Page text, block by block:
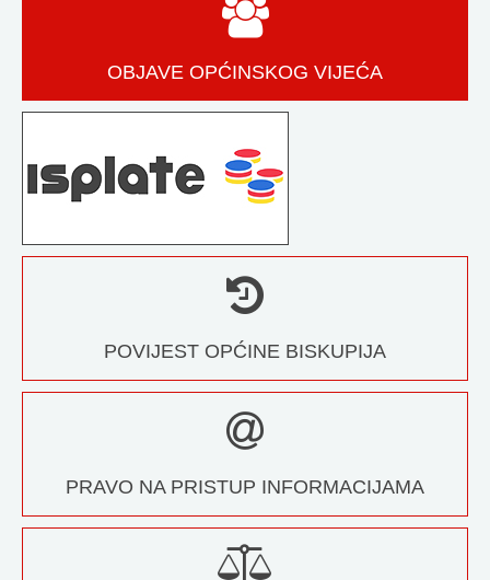
OBJAVE OPĆINSKOG VIJEĆA
POVIJEST OPĆINE BISKUPIJA
PRAVO NA PRISTUP INFORMACIJAMA